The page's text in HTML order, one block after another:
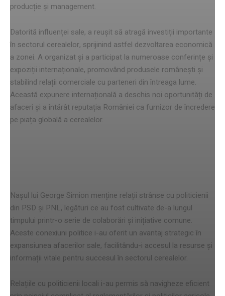
producție și management.
Datorită influenței sale, a reușit să atragă investiții importante
în sectorul cerealelor, sprijinind astfel dezvoltarea economică
a zonei. A organizat și a participat la numeroase conferințe și
expoziții internaționale, promovând produsele românești și
stabilind relații comerciale cu parteneri din întreaga lume.
Această expunere internațională a deschis noi oportunități de
afaceri și a întărât reputația României ca furnizor de încredere
pe piața globală a cerealelor.
Nașul lui George Simion menține relații strânse cu politicienii
din PSD și PNL, legături ce au fost cultivate de-a lungul
timpului printr-o serie de colaborări și inițiative comune.
Aceste conexiuni politice i-au oferit un avantaj strategic în
expansiunea afacerilor sale, facilitându-i accesul la resurse și
informații vitale pentru succesul în sectorul cerealelor.
Relațiile cu politicienii locali i-au permis să navigheze eficient